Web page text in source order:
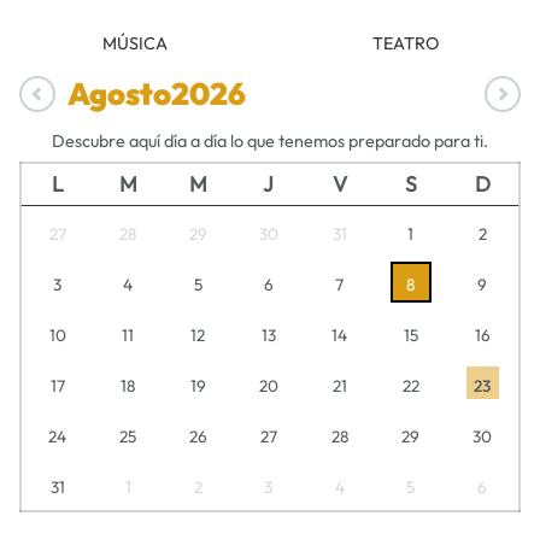
MÚSICA TEATRO
Agosto2026
Descubre aquí día a día lo que tenemos preparado para ti.
L M M J V S D
27 28 29 30 31 1 2
3 4 5 6 7 8 9
10 11 12 13 14 15 16
17 18 19 20 21 22 23
24 25 26 27 28 29 30
31 1 2 3 4 5 6